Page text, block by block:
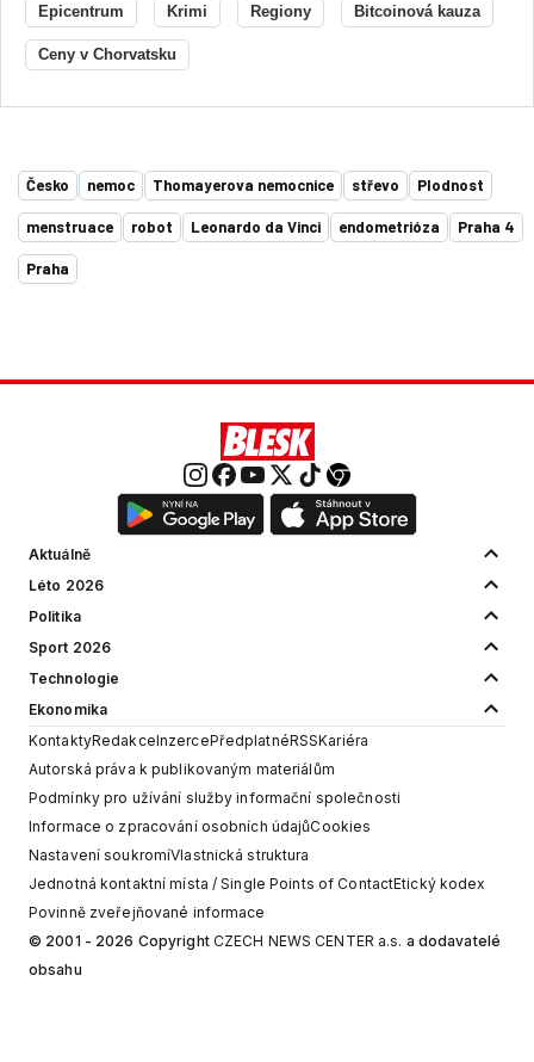
Epicentrum Krimi Regiony Bitcoinová kauza
Ceny v Chorvatsku
Česko nemoc Thomayerova nemocnice střevo Plodnost
menstruace robot Leonardo da Vinci endometrióza Praha 4
Praha
Aktuálně
Léto 2026
Politika
Sport 2026
Technologie
Ekonomika
KontaktyRedakceInzercePředplatnéRSSKariéra
Autorská práva k publikovaným materiálům
Podmínky pro užívání služby informační společnosti
Informace o zpracování osobních údajůCookies
Nastavení soukromíVlastnická struktura
Jednotná kontaktní místa / Single Points of ContactEtický kodex
Povinně zveřejňované informace
© 2001 - 2026 Copyright CZECH NEWS CENTER a.s. a dodavatelé
obsahu